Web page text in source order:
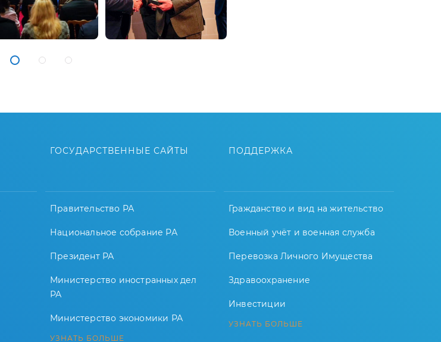
ГОСУДАРСТВЕННЫЕ САЙТЫ
Правительство РА
Национальное собрание РА
Президент РА
Министерство иностранных дел
РА
Министерство экономики РА
УЗНАТЬ БОЛЬШЕ
ПОДДЕРЖКА
Гражданство и вид на жительство
Военный учёт и военная служба
Перевозка Личного Имущества
Здравоохранение
Инвестиции
УЗНАТЬ БОЛЬШЕ